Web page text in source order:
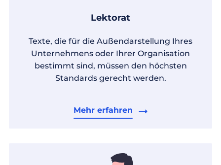
Lektorat
Texte, die für die Außendarstellung Ihres
Unternehmens oder Ihrer Organisation
bestimmt sind, müssen den höchsten
Standards gerecht werden.
Mehr erfahren